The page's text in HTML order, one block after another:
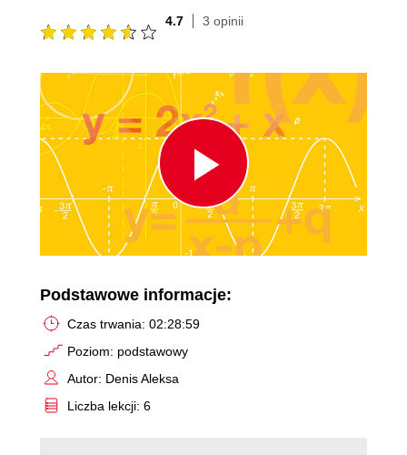
4.7 3 opinii
Play
Video
Podstawowe informacje:
Czas trwania: 02:28:59
Poziom: podstawowy
Autor: Denis Aleksa
Liczba lekcji: 6